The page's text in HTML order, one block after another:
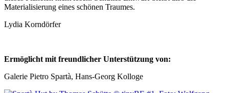
Materialisierung eines schönen Traumes.
Lydia Korndörfer
Ermöglicht mit freundlicher Unterstützung von:
Galerie Pietro Spartà, Hans-Georg Kolloge